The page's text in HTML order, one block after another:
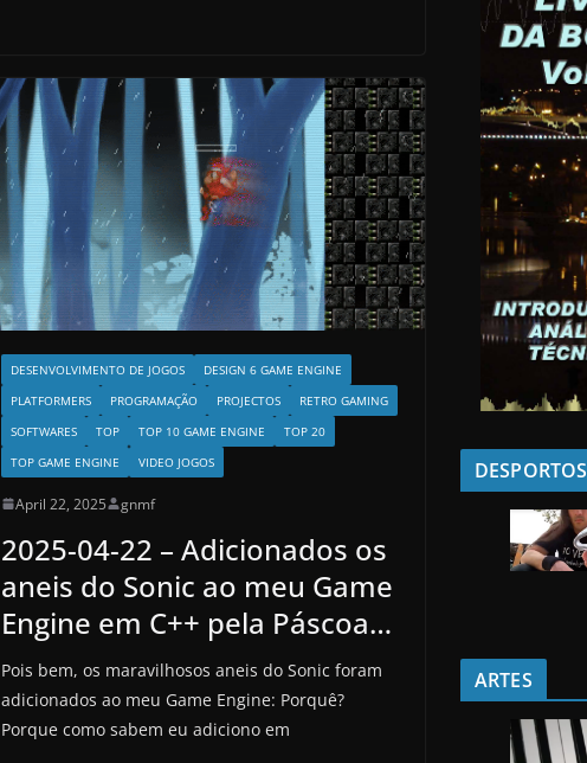
DESENVOLVIMENTO DE JOGOS
DESIGN 6 GAME ENGINE
PLATFORMERS
PROGRAMAÇÃO PROJECTOS
RETRO GAMING
SOFTWARES
TOP TOP 10 GAME ENGINE
TOP 20
TOP GAME ENGINE
VIDEO JOGOS
April 22, 2025 gnmf
2025-04-22 – Adicionados os
aneis do Sonic ao meu Game
Engine em C++ pela Páscoa…
Pois bem, os maravilhosos aneis do Sonic foram
adicionados ao meu Game Engine: Porquê?
Porque como sabem eu adiciono em
DESPORTOS
ARTES